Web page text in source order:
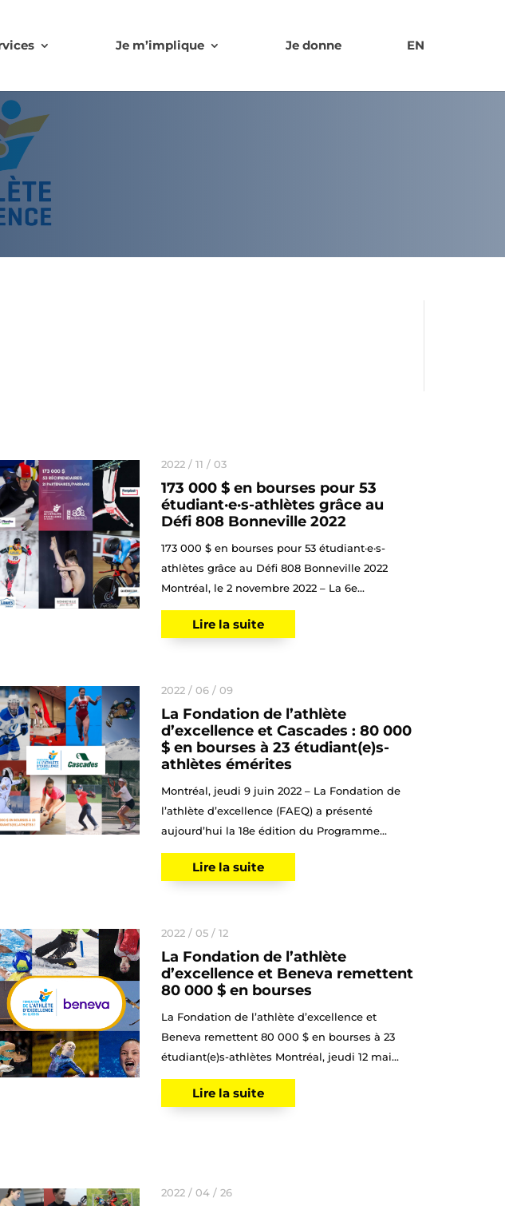
Je m’implique Je donne EN
173 000 $ en bourses pour 53
étudiant·e·s-athlètes grâce au
Défi 808 Bonneville 2022
2022 / 11 / 03
173 000 $ en bourses pour 53 étudiant·e·s-
athlètes grâce au Défi 808 Bonneville 2022
Montréal, le 2 novembre 2022 – La 6e...
Lire la suite
La Fondation de l’athlète
d’excellence et Cascades : 80 000
$ en bourses à 23 étudiant(e)s-
athlètes émérites
2022 / 06 / 09
Montréal, jeudi 9 juin 2022 – La Fondation de
l’athlète d’excellence (FAEQ) a présenté
aujourd’hui la 18e édition du Programme...
Lire la suite
La Fondation de l’athlète
d’excellence et Beneva remettent
80 000 $ en bourses
2022 / 05 / 12
La Fondation de l’athlète d’excellence et
Beneva remettent 80 000 $ en bourses à 23
étudiant(e)s-athlètes Montréal, jeudi 12 mai...
Lire la suite
2022 / 04 / 26